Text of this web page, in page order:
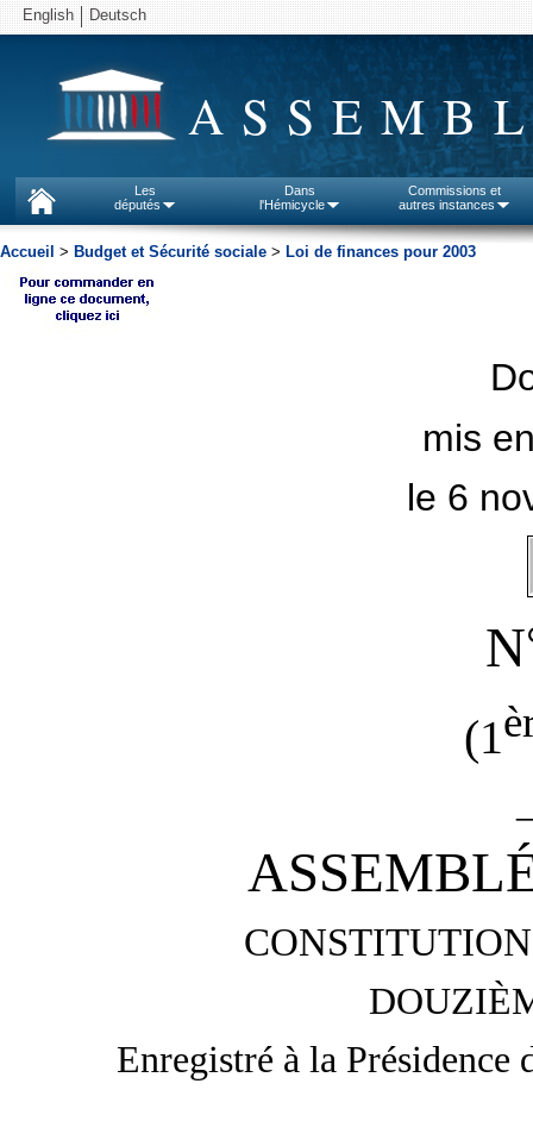
English Deutsch
Les
députés
Dans
l'Hémicycle
Commissions et
autres instances
Accueil > Budget et Sécurité sociale > Loi de finances pour 2003
mis
le 6
N
(1
Enregistré à la Présidence